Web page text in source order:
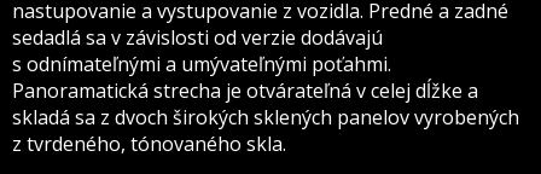
nastupovanie a vystupovanie z vozidla. Predné a zadné
sedadlá sa v závislosti od verzie dodávajú
s odnímateľnými a umývateľnými poťahmi.
Panoramatická strecha je otvárateľná v celej dĺžke a
skladá sa z dvoch širokých sklených panelov vyrobených
z tvrdeného, tónovaného skla.